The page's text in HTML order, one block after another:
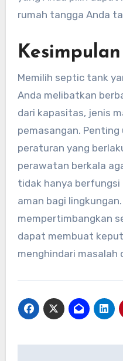
rumah tangga Anda
Kesimpulan
Memilih septic tank
Anda melibatkan
dari kapasitas, jenis
pemasangan.
peraturan yang
perawatan berkala
tidak hanya
aman bagi
mempertimbangkan
dapat membuat
menghindari masalah